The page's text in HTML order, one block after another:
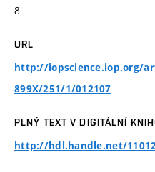
8
URL
http://iopscience.iop.org/
899X/251/1/012107
PLNÝ TEXT V DIGITÁLNÍ
http://hdl.handle.net/